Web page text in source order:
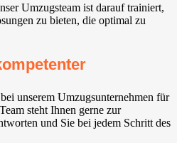
Umzugsteam ist darauf trainiert,
zu bieten, die optimal zu
unserem Umzugsunternehmen für
steht Ihnen gerne zur
und Sie bei jedem Schritt des